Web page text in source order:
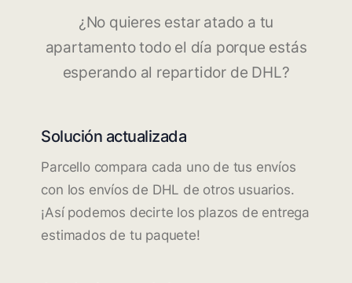
¿No quieres estar atado a tu
apartamento todo el día porque estás
esperando al repartidor de DHL?
Solución actualizada
Parcello compara cada uno de tus envíos
con los envíos de DHL de otros usuarios.
¡Así podemos decirte los plazos de entrega
estimados de tu paquete!